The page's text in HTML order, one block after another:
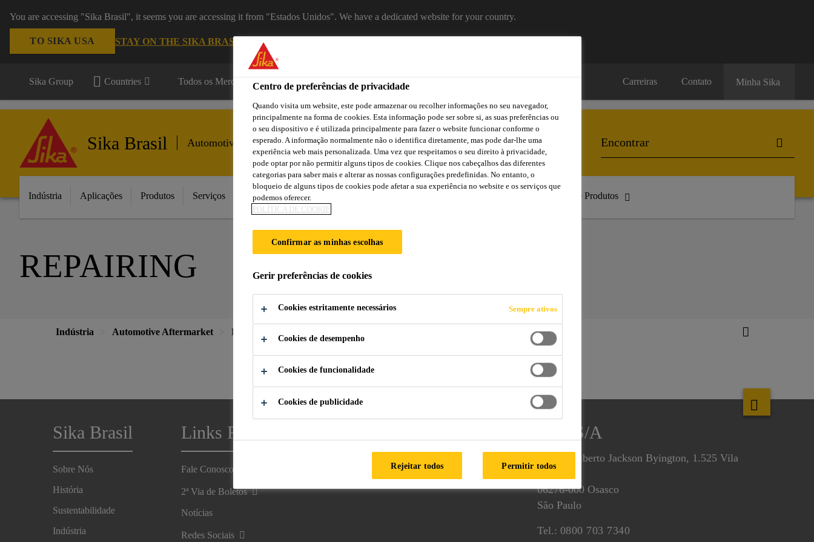
You are accessing "Sika Brasil", it seems you are accessing it from "Estados Unidos". We have a dedicated website for your country.
TO SIKA USA STAY ON THE SIKA BRASIL WEBSITE
Sika Group Countries Todos os Mercados Indústria Carreiras Contato Minha Sika
Sika Brasil Automotive Aftermarket
Indústria Aplicações Produtos Serviços Inovação Atendimento Técnico Indústria Catálogo de Produtos
REPAIRING
Indústria Automotive Aftermarket Reparo de Para-choque e Componentes Plásticos
Sika Brasil
Sobre Nós
História
Sustentabilidade
Indústria
Links Rápidos
Fale Conosco
2ª Via de Boletos
Notícias
Redes Sociais
Sika S/A
Av. Dr. Alberto Jackson Byington, 1.525 Vila
06276-000 Osasco
São Paulo
Tel.: 0800 703 7340
Centro de preferências de privacidade
Quando visita um website, este pode armazenar ou recolher informações no seu navegador,
principalmente na forma de cookies. Esta informação pode ser sobre si, as suas preferências ou
o seu dispositivo e é utilizada principalmente para fazer o website funcionar conforme o
esperado. A informação normalmente não o identifica diretamente, mas pode dar-lhe uma
experiência web mais personalizada. Uma vez que respeitamos o seu direito à privacidade,
pode optar por não permitir alguns tipos de cookies. Clique nos cabeçalhos das diferentes
categorias para saber mais e alterar as nossas configurações predefinidas. No entanto, o
bloqueio de alguns tipos de cookies pode afetar a sua experiência no website e os serviços que
podemos oferecer.
POLÍTICA DE COOKIE
Confirmar as minhas escolhas
Gerir preferências de cookies
Cookies estritamente necessários Sempre ativos
Cookies de desempenho
Cookies de funcionalidade
Cookies de publicidade
Rejeitar todos Permitir todos